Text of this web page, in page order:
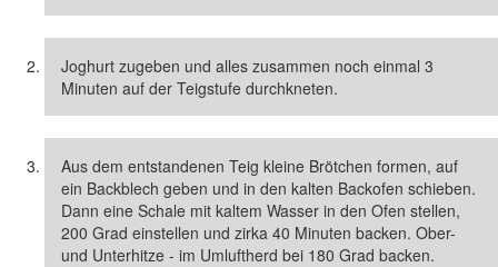
Joghurt zugeben und alles zusammen noch einmal 3
Minuten auf der Teigstufe durchkneten.
Aus dem entstandenen Teig kleine Brötchen formen, auf
ein Backblech geben und in den kalten Backofen schieben.
Dann eine Schale mit kaltem Wasser in den Ofen stellen,
200 Grad einstellen und zirka 40 Minuten backen. Ober-
und Unterhitze - im Umluftherd bei 180 Grad backen.